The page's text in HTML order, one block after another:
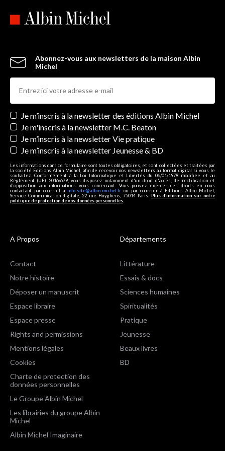
Abonnez-vous aux newsletters de la maison Albin
Michel
Newsletters
Je m’inscris à la newsletter des éditions Albin Michel
Je m'inscris à la newsletter M.C. Beaton
Je m’inscris à la newsletter Vie pratique
Je m’inscris à la newsletter Jeunesse & BD
Les informations dans ce formulaire sont toutes obligatoires, et sont collectées et traitées par
la société Editions Albin Michel, afin de recevoir nos newsletters au format digital si vous le
souhaitez. Conformément à la Loi Informatique et Libertés du 06/01/1978 modifiée et au
Règlement (UE) 2016/679, vous disposez notamment d'un droit d'accès, de rectification et
d’opposition aux informations vous concernant. Vous pouvez exercer ces droits en nous
contactant par courriel à info-site@albin-michel.fr ou par courrier à Editions Albin Michel,
Service Communication digitale, 22 rue Huyghens, 75014 Paris. Plus d’information sur notre
politique de protection de vos données personnelles
A Propos
Contact
Notre histoire
Déposer un manuscrit
Espace libraire
Espace presse
Rights and permissions
Mentions légales
Cookies
Charte de protection des
données personnelles
Le Groupe Albin Michel
Les librairies du groupe Albin
Michel
Albin Michel Imaginaire
Départements
Littérature
Essais & docs
Sciences humaines
Spiritualités
Pratique
Jeunesse
Beaux livres
BD